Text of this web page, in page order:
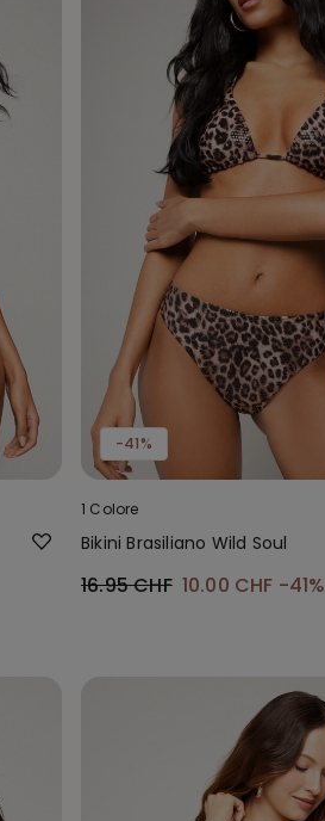
-41%
1 Colore
Bikini Brasiliano Wild Soul
16.95 CHF 10.00 CHF -41%